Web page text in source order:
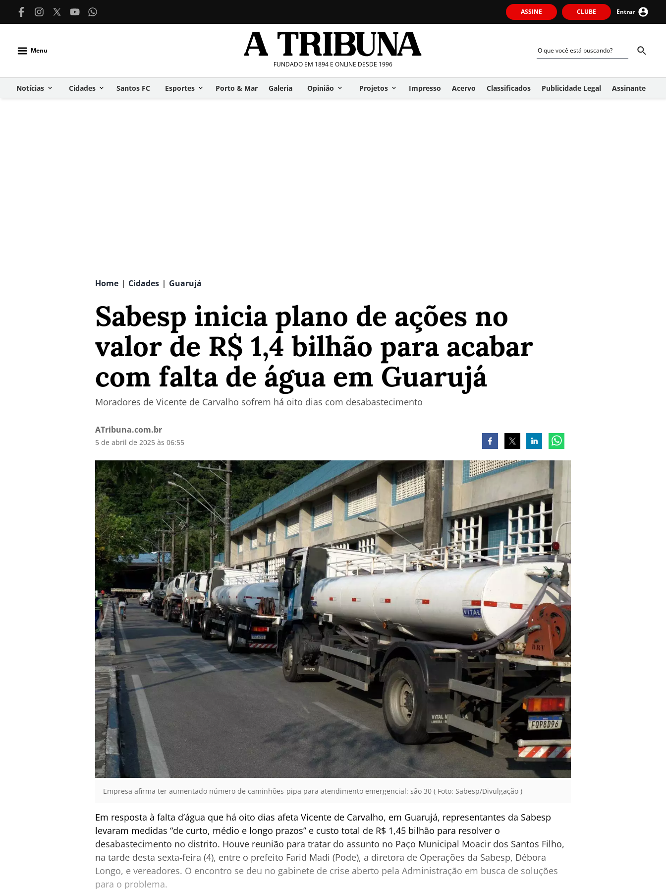
ASSINE CLUBE Entrar
Menu
FUNDADO EM 1894 E ONLINE DESDE 1996
Notícias Cidades Santos FC Esportes Porto & Mar Galeria Opinião Projetos Impresso Acervo Classificados Publicidade Legal Assinante
Home | Cidades | Guarujá
Sabesp inicia plano de ações no
valor de R$ 1,4 bilhão para acabar
com falta de água em Guarujá
Moradores de Vicente de Carvalho sofrem há oito dias com desabastecimento
ATribuna.com.br
5 de abril de 2025 às 06:55
Empresa afirma ter aumentado número de caminhões-pipa para atendimento emergencial: são 30 ( Foto: Sabesp/Divulgação )
Em resposta à falta d’água que há oito dias afeta Vicente de Carvalho, em Guarujá, representantes da Sabesp
levaram medidas “de curto, médio e longo prazos” e custo total de R$ 1,45 bilhão para resolver o
desabastecimento no distrito. Houve reunião para tratar do assunto no Paço Municipal Moacir dos Santos Filho,
na tarde desta sexta-feira (4), entre o prefeito Farid Madi (Pode), a diretora de Operações da Sabesp, Débora
Longo, e vereadores. O encontro se deu no gabinete de crise aberto pela Administração em busca de soluções
para o problema.